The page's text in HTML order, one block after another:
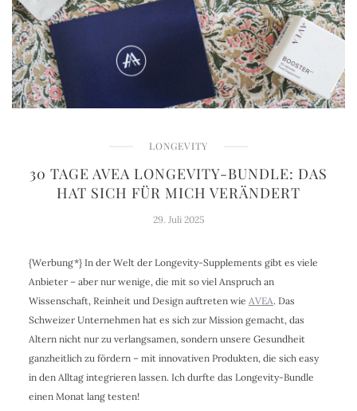
LONGEVITY
30 TAGE AVEA LONGEVITY-BUNDLE: DAS
HAT SICH FÜR MICH VERÄNDERT
29. Juli 2025
{Werbung*} In der Welt der Longevity-Supplements gibt es viele
Anbieter – aber nur wenige, die mit so viel Anspruch an
Wissenschaft, Reinheit und Design auftreten wie AVEA. Das
Schweizer Unternehmen hat es sich zur Mission gemacht, das
Altern nicht nur zu verlangsamen, sondern unsere Gesundheit
ganzheitlich zu fördern – mit innovativen Produkten, die sich easy
in den Alltag integrieren lassen. Ich durfte das Longevity-Bundle
einen Monat lang testen!